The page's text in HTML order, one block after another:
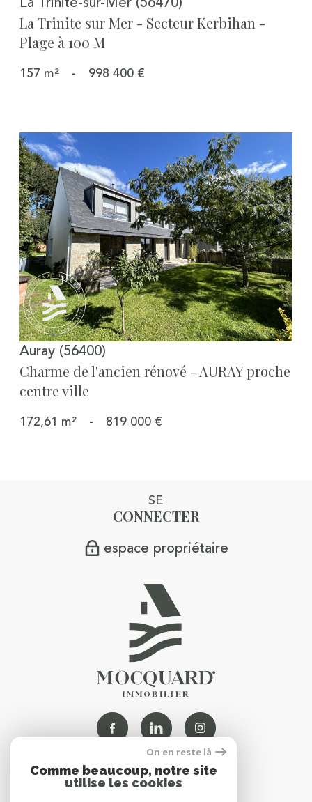
La Trinite sur Mer - Secteur Kerbihan -
Plage à 100 M
157 m² - 998 400 €
Voir le bien
Auray (56400)
Charme de l'ancien rénové - AURAY proche
centre ville
172,61 m² - 819 000 €
SE
CONNECTER
espace propriétaire
NOUS
ADHÉRONS
On en reste là
Comme beaucoup, notre site
utilise les cookies